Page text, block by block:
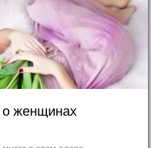
женщинах